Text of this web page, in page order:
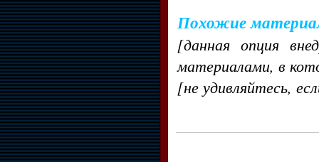
Похожие
[данная опция
материалами, в
[не удивляйтесь,